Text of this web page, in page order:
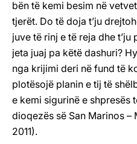
bën të kemi besim në
tjerët. Do të doja t’ju
juve të rinj e të reja dhe
jeta juaj pa këtë dashuri?
nga krijimi deri në fund të
plotësojë planin e tij të
e kemi sigurinë e shpresës
dioqezës së San Marinos –
2011).